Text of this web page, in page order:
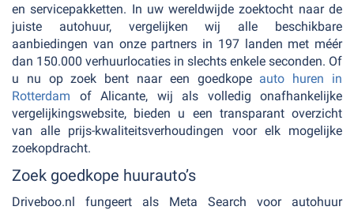
en servicepakketten. In uw wereldwijde zoektocht naar de
juiste autohuur, vergelijken wij alle beschikbare
aanbiedingen van onze partners in 197 landen met méér
dan 150.000 verhuurlocaties in slechts enkele seconden. Of
u nu op zoek bent naar een goedkope auto huren in
Rotterdam of Alicante, wij als volledig onafhankelijke
vergelijkingswebsite, bieden u een transparant overzicht
van alle prijs-kwaliteitsverhoudingen voor elk mogelijke
zoekopdracht.
Zoek goedkope huurauto’s
Driveboo.nl fungeert als Meta Search voor autohuur